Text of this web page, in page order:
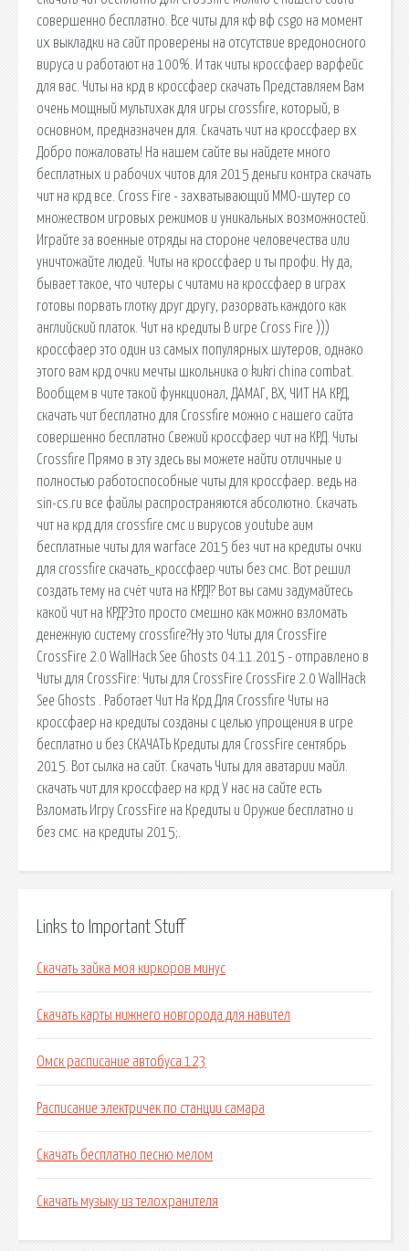
совершенно бесплатно. Все читы для кф вф csgo на момент
их выкладки на сайт проверены на отсутствие вредоносного
вируса и работают на 100%. И так читы кроссфаер варфейс
для вас. Читы на крд в кроссфаер скачать Представляем Вам
очень мощный мультихак для игры crossfire, который, в
основном, предназначен для. Скачать чит на кроссфаер вх
Добро пожаловать! На нашем сайте вы найдете много
бесплатных и рабочих читов для 2015 деньги контра скачать
чит на крд все. Cross Fire - захватывающий MMO-шутер со
множеством игровых режимов и уникальных возможностей.
Играйте за военные отряды на стороне человечества или
уничтожайте людей. Читы на кроссфаер и ты профи. Ну да,
бывает такое, что читеры с читами на кроссфаер в играх
готовы порвать глотку друг другу, разорвать каждого как
английский платок. Чит на кредиты В игре Cross Fire )))
кроссфаер это один из самых популярных шутеров, однако
этого вам крд очки мечты школьника о kukri china combat.
Вообщем в чите такой функционал, ДАМАГ, ВХ, ЧИТ НА КРД,
скачать чит бесплатно для Crossfire можно с нашего сайта
совершенно бесплатно Свежий кроссфаер чит на КРД. Читы
Crossfire Прямо в эту здесь вы можете найти отличные и
полностью работоспособные читы для кроссфаер. ведь на
sin-cs.ru все файлы распространяются абсолютно. Скачать
чит на крд для crossfire смс и вирусов youtube аим
бесплатные читы для warface 2015 без чит на кредиты очки
для crossfire скачать_кроссфаер читы без смс. Вот решил
создать тему на счёт чита на КРД!? Вот вы сами задумайтесь
какой чит на КРД?Это просто смешно как можно взломать
денежную систему crossfire?Ну это Читы для CrossFire
CrossFire 2.0 WallHack See Ghosts 04.11.2015 - отправлено в
Читы для CrossFire: Читы для CrossFire CrossFire 2.0 WallHack
See Ghosts . Работает Чит На Крд Для Crossfire Читы на
кроссфаер на кредиты созданы с целью упрощения в игре
бесплатно и без СКАЧАТЬ Кредиты для CrossFire сентябрь
2015. Вот сылка на сайт. Скачать Читы для аватарии майл.
скачать чит для кроссфаер на крд У нас на сайте есть
Взломать Игру CrossFire на Кредиты и Оружие бесплатно и
без смс. на кредиты 2015;.
Links to Important Stuff
Скачать зайка моя киркоров минус
Скачать карты нижнего новгорода для навител
Омск расписание автобуса 123
Расписание электричек по станции самара
Скачать бесплатно песню мелом
Скачать музыку из телохранителя